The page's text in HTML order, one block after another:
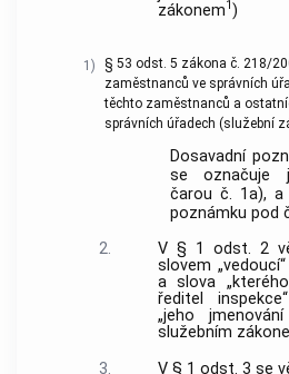
zákonem1)
1)
§ 53 odst. 5 zákona č. 218/
zaměstnanců ve správních
těchto zaměstnanců a
správních úřadech (služební
Dosavadní
se označuje
čarou č. 1a),
poznámku pod
2.
V § 1 odst. 2
slovem
a slova
ředitel
„jeho
služebním
3.
V § 1 odst. 3 se